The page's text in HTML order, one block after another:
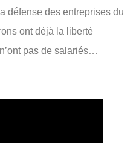
défense des entreprises du
ont déjà la liberté
pas de salariés…